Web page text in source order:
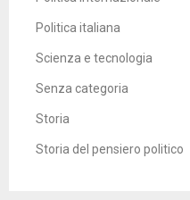
Politica italiana
Scienza e tecnologia
Senza categoria
Storia
Storia del pensiero politico